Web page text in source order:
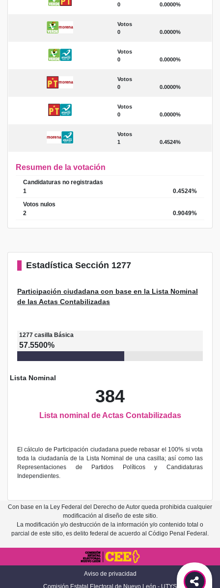
0
0.0000%
Votos
0
0.0000%
Votos
0
0.0000%
Votos
0
0.0000%
Votos
0
0.0000%
Votos
1
0.4524%
Resumen de la votación
Candidaturas no registradas
1
0.4524%
Votos nulos
2
0.9049%
Estadística Sección 1277
Participación ciudadana con base en la Lista Nominal
de las Actas Contabilizadas
1277 casilla Básica
57.5500%
Lista Nominal
384
Lista nominal de Actas Contabilizadas
El cálculo de Participación ciudadana puede rebasar el 100% si vota
toda la ciudadanía de la Lista Nominal de una casilla; así como las
Representaciones de Partidos Políticos y Candidaturas
Independientes.
Con base en la Ley Federal del Derecho de Autor queda prohibida cualquier
modificación al diseño de este sitio.
La modificación y/o destrucción de la información y/o contenido total o
parcial de este sitio, es delito federal de acuerdo al Código Penal Federal.
Aviso de privacidad
Comisión Estatal Electoral de Nuevo León - UTYS